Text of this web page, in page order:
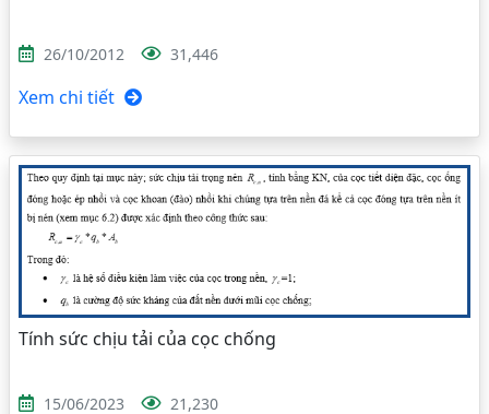
26/10/2012 31,446
Xem chi tiết
Tính sức chịu tải của cọc chống
15/06/2023 21,230